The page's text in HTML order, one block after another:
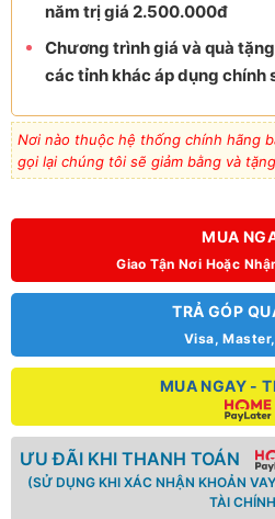
năm trị giá 2.500.000đ
Chương trình giá và quà
các tỉnh khác áp dụng chính
Nơi nào thuộc hệ thống chính hãng
gọi lại chúng tôi sẽ giảm bằng và
MUA
Giao Tận Nơi Hoặc
TRẢ GÓP
Visa,
MUA NGAY -
ƯU ĐÃI KHI THANH TOÁN
(SỬ DỤNG KHI XÁC NHẬN KHOẢN
TÀI